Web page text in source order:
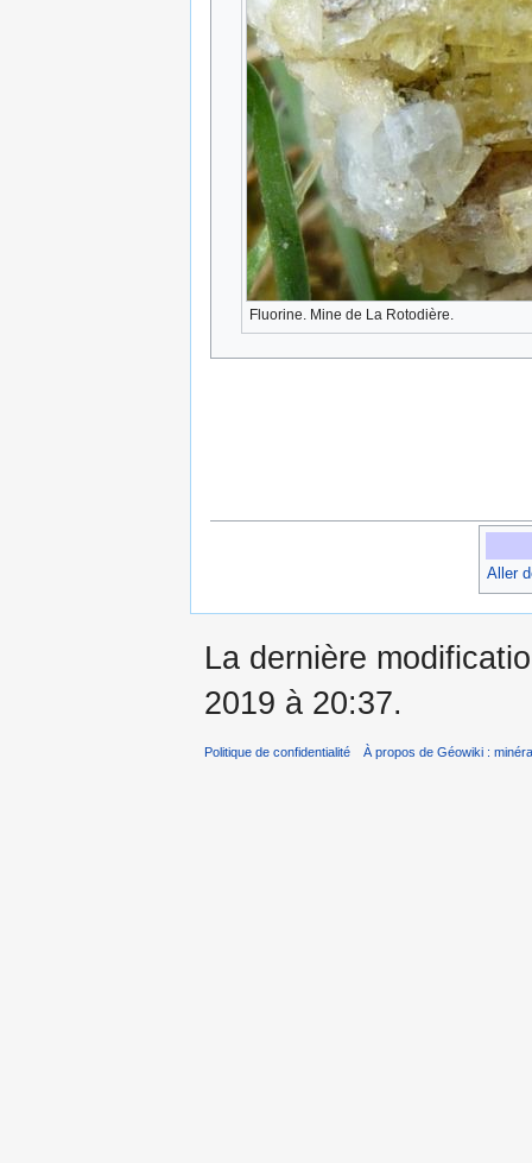
Fluorine. Mine de La Rotodière.
Aller
La dernière
2019 à 20:37.
Politique de confidentialité À propos de Géowiki :